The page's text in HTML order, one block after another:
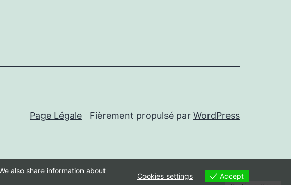
Page Légale Fièrement propulsé par WordPress
also share information about
Cookies settings Accept